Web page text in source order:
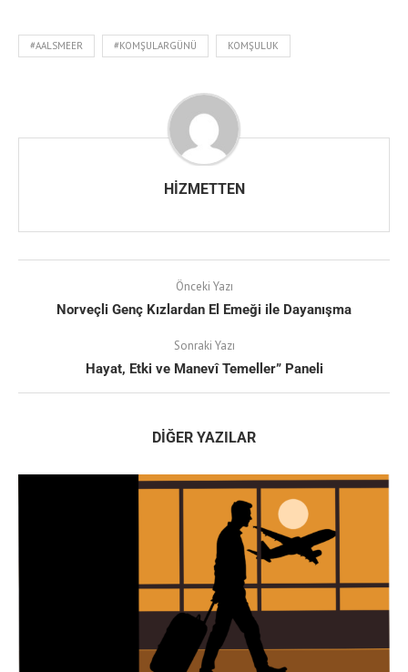
#AALSMEER #KOMŞULARGÜNÜ KOMŞULUK
HIZMETTEN
Önceki Yazı
Norveçli Genç Kızlardan El Emeği ile Dayanışma
Sonraki Yazı
Hayat, Etki ve Manevî Temeller” Paneli
DIĞER YAZILAR